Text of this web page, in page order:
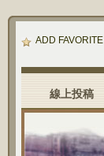
ADD FAVORITE
線上投稿